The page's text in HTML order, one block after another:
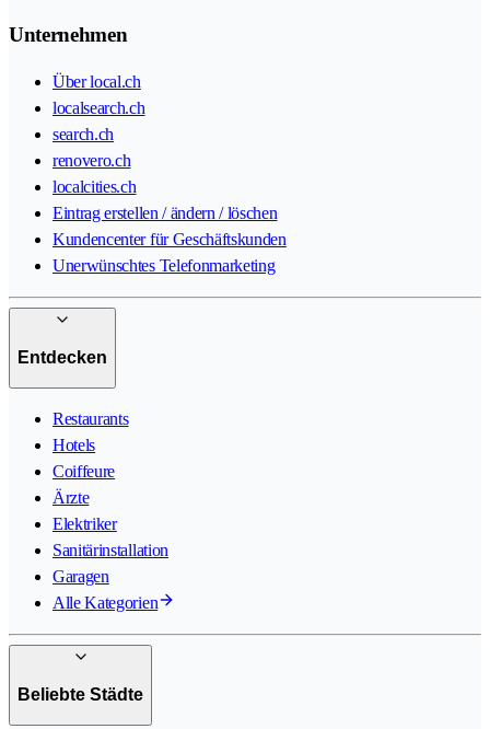
Unternehmen
Über local.ch
localsearch.ch
search.ch
renovero.ch
localcities.ch
Eintrag erstellen / ändern / löschen
Kundencenter für Geschäftskunden
Unerwünschtes Telefonmarketing
Entdecken
Restaurants
Hotels
Coiffeure
Ärzte
Elektriker
Sanitärinstallation
Garagen
Alle Kategorien
Beliebte Städte